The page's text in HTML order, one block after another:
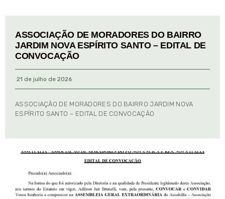
ASSOCIAÇÃO DE MORADORES DO BAIRRO
JARDIM NOVA ESPÍRITO SANTO – EDITAL DE
CONVOCAÇÃO
21 de julho de 2026
ASSOCIAÇÃO DE MORADORES DO BAIRRO JARDIM NOVA
ESPÍRITO SANTO – EDITAL DE CONVOCAÇÃO